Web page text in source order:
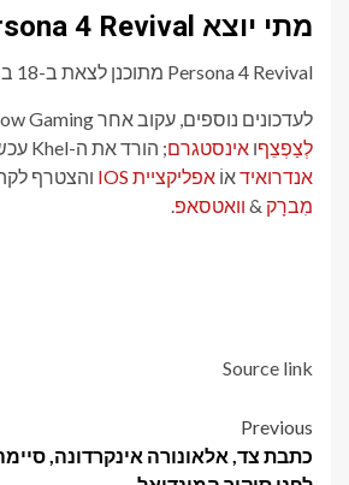
מתי יוצא Persona 4 Revival?
Persona 4 Revival מתוכנן לצאת ב-18 בפברואר 2027.
לעדכונים נוספים, עקוב אחר Khel Now Gaming ב-
לְצַפְצֵףו אינסטגרם; הורד את ה-Khel עכשיו
אנדרואידאוֹ אפליקציית IOS
והצטרף
מִברָק & וואטסאפ.
Source link
Post
Previous
כתבת צד, אלאונורה אינקרדונה,